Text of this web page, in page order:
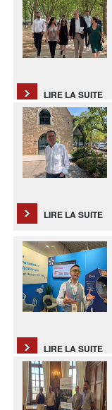
LIRE LA SUITE
LIRE LA SUITE
LIRE LA SUITE